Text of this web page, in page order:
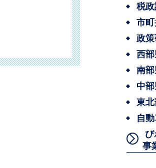
税
市
政
西
南
中
東
自
び
事